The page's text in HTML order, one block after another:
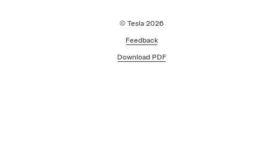
© Tesla 2026
Feedback
Download PDF